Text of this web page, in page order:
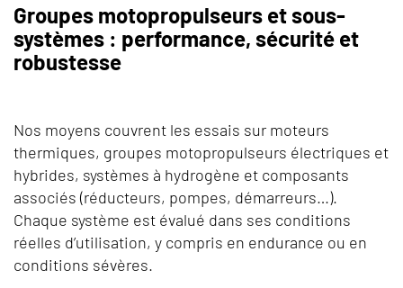
Groupes motopropulseurs et sous-
systèmes : performance, sécurité et
robustesse
Nos moyens couvrent les essais sur moteurs
thermiques, groupes motopropulseurs électriques et
hybrides, systèmes à hydrogène et composants
associés (réducteurs, pompes, démarreurs…).
Chaque système est évalué dans ses conditions
réelles d’utilisation, y compris en endurance ou en
conditions sévères.